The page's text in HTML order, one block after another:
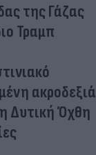
της Γάζας
Τραμπ
ακροδεξιά
Δυτική Όχθη